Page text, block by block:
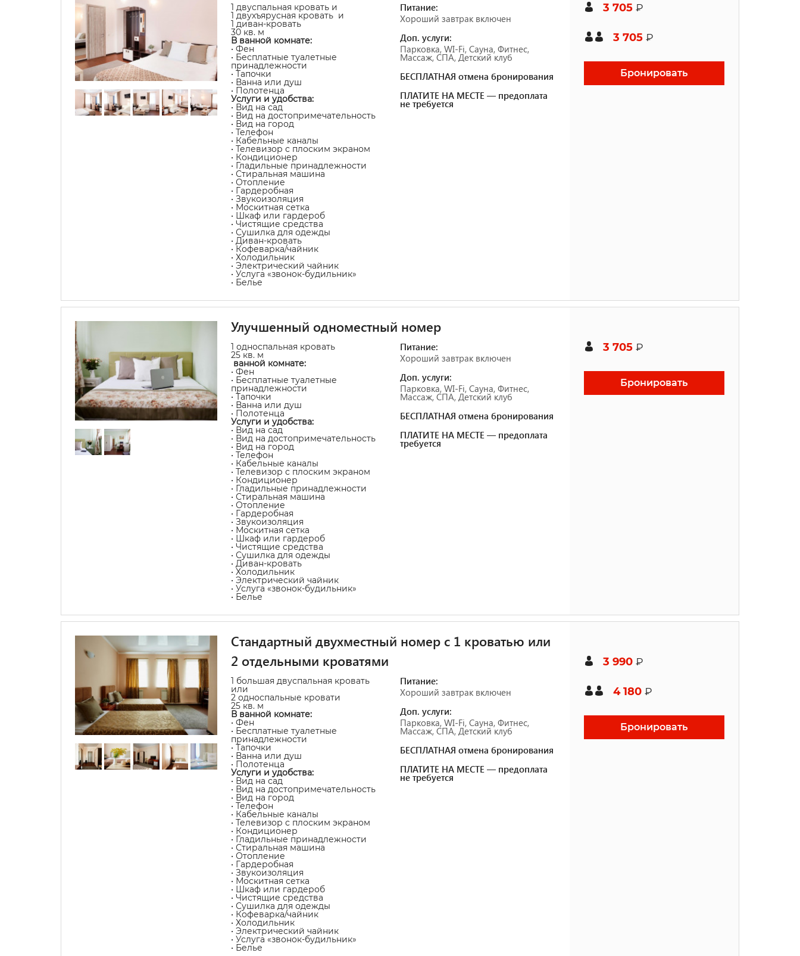
1 двуспальная кровать и
1 двухъярусная кровать и
1 диван-кровать
30 кв. м
В ванной комнате:
• Фен
• Бесплатные туалетные
принадлежности
• Тапочки
• Ванна или душ
• Полотенца
Услуги и удобства:
• Вид на сад
• Вид на достопримечательность
• Вид на город
• Телефон
• Кабельные каналы
• Телевизор с плоским экраном
• Кондиционер
• Гладильные принадлежности
• Стиральная машина
• Отопление
• Гардеробная
• Звукоизоляция
• Москитная сетка
• Шкаф или гардероб
• Чистящие средства
• Сушилка для одежды
• Диван-кровать
• Кофеварка/чайник
• Холодильник
• Электрический чайник
• Услуга «звонок-будильник»
• Белье
Питание:
Хороший завтрак включен
Доп. услуги:
Парковка, WI-Fi, Сауна, Фитнес,
Массаж, СПА, Детский клуб
БЕСПЛАТНАЯ отмена бронирования
ПЛАТИТЕ НА МЕСТЕ — предоплата
не требуется
3 705 ₽
3 705 ₽
Бронировать
Улучшенный одноместный номер
1 односпальная кровать
25 кв. м
ванной комнате:
• Фен
• Бесплатные туалетные
принадлежности
• Тапочки
• Ванна или душ
• Полотенца
Услуги и удобства:
• Вид на сад
• Вид на достопримечательность
• Вид на город
• Телефон
• Кабельные каналы
• Телевизор с плоским экраном
• Кондиционер
• Гладильные принадлежности
• Стиральная машина
• Отопление
• Гардеробная
• Звукоизоляция
• Москитная сетка
• Шкаф или гардероб
• Чистящие средства
• Сушилка для одежды
• Диван-кровать
• Холодильник
• Электрический чайник
• Услуга «звонок-будильник»
• Белье
Питание:
Хороший завтрак включен
Доп. услуги:
Парковка, WI-Fi, Сауна, Фитнес,
Массаж, СПА, Детский клуб
БЕСПЛАТНАЯ отмена бронирования
ПЛАТИТЕ НА МЕСТЕ — предоплата
требуется
3 705 ₽
Бронировать
Стандартный двухместный номер с 1 кроватью или
2 отдельными кроватями
1 большая двуспальная кровать
или
2 односпальные кровати
25 кв. м
В ванной комнате:
• Фен
• Бесплатные туалетные
принадлежности
• Тапочки
• Ванна или душ
• Полотенца
Услуги и удобства:
• Вид на сад
• Вид на достопримечательность
• Вид на город
• Телефон
• Кабельные каналы
• Телевизор с плоским экраном
• Кондиционер
• Гладильные принадлежности
• Стиральная машина
• Отопление
• Гардеробная
• Звукоизоляция
• Москитная сетка
• Шкаф или гардероб
• Чистящие средства
• Сушилка для одежды
• Кофеварка/чайник
• Холодильник
• Электрический чайник
• Услуга «звонок-будильник»
• Белье
Питание:
Хороший завтрак включен
Доп. услуги:
Парковка, WI-Fi, Сауна, Фитнес,
Массаж, СПА, Детский клуб
БЕСПЛАТНАЯ отмена бронирования
ПЛАТИТЕ НА МЕСТЕ — предоплата
не требуется
3 990 ₽
4 180 ₽
Бронировать